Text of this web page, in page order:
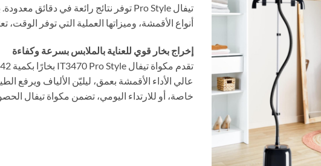
أنواع الأقمشة، وميزاتها العملية التي توفر الوقت،
إخراج بخار قوي للعناية بالملابس بسرعة وكفاءة
عالي الأداء الأقمشة بعمق، ليليّن الألياف
خاصة، أو للارتداء اليومي، تضمن مكواة تيفال